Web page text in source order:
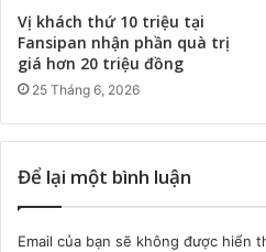
Vị khách thứ 10 triệu tại
Fansipan nhận phần quà trị
giá hơn 20 triệu đồng
25 Tháng 6, 2026
Để lại một bình luận
Email của bạn sẽ không được hiển